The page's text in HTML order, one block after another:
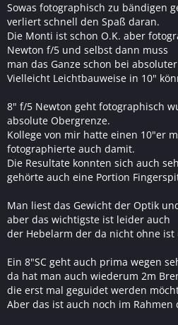
Sowas fotographisch zu bändigen
verliert schnell den Spaß daran.
Die Monti ist schon O.K. aber
Newton f/5 und selbst dann muss
man das Ganze schon bei
Vielleicht Leichtbauweise in 10"
8" f/5 Newton geht fotographisch
absolute Obergrenze.
Kollege von mir hatte einen 10"er
fotographierte auch damit.
Die Resultate konnten sich auch
gehörte auch eine Portion
Man liest das Gewicht der Optik
aber das wichtigste ist leider auch
der Hebelarm der da nicht ohne
Ein 8"SC geht auch prima wegen
da hat man auch wiederum 2m
die erst mal geguidet werden
Aber das ist auch noch im Rahmen